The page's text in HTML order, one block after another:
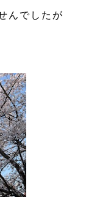
んでしたが